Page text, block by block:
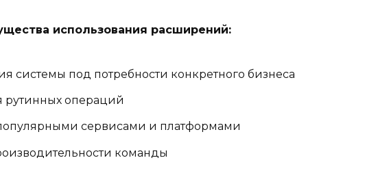
использования расширений:
системы под потребности конкретного бизнеса
рутинных операций
сервисами и платформами
команды